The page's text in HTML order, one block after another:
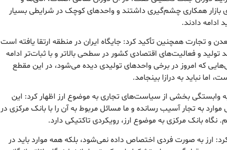
بازار همکاری چشم‌گیری داشتند و واحدهای کوچک در شرایطی بسیار
ادامه دادند.
و تجارت همچنین تأکید کرد: جایگاه ایران در منطقه ارتقا یافته است
تولید و فعالیت‌های اقتصادی کشور در سطحی بالاتر و با ثبات‌تر ادامه
که امروز در برخی واحدهای تولیدی دیده می‌شود، در این مقطع
اما نباید به درازا بینجامد.
به وابستگی بخشی از سیاست‌های تجاری به موضوع ارز اظهار کرد: این
به تجار آسیب رسانده و ما مسائل مربوط به آن را با بانک مرکزی در
نگاه بانک مرکزی به موضوع ارز، رویکردی تاکتیکی دارد.
ارز به صورت فردی اختصاص داده نمی‌شود، بلکه همه موارد باید در